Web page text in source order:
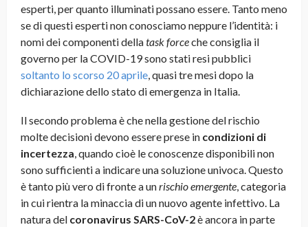
esperti, per quanto illuminati possano essere. Tanto meno
se di questi esperti non conosciamo neppure l’identità: i
nomi dei componenti dellatask forceche consiglia il
governo per la COVID-19 sono stati resi pubblici
soltanto lo scorso 20 aprile, quasi tre mesi dopo la
dichiarazione dello stato di emergenza in Italia.
Il secondo problema è che nella gestione del rischio
molte decisioni devono essere prese in condizioni di
incertezza, quando cioè le conoscenze disponibili non
sono sufficienti a indicare una soluzione univoca. Questo
è tanto più vero di fronte a unrischio emergente, categoria
in cui rientra la minaccia di un nuovo agente infettivo. La
natura del coronavirus SARS-CoV-2è ancora in parte